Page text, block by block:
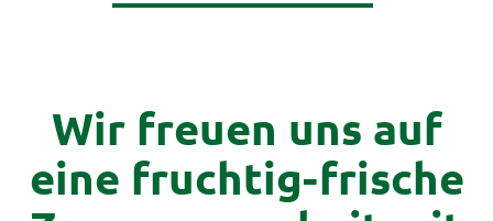
Wir freuen uns auf
eine fruchtig-frische
Lieferanteninformationen